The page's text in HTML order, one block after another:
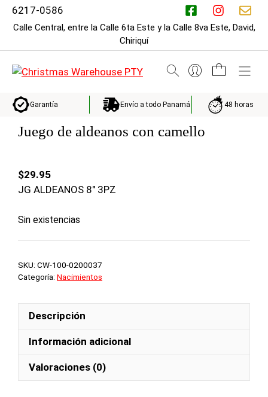
Saltar6217-0586
Calle Central, entre la Calle 6ta Este y la Calle 8va Este, David,
Chiriquí
Garantía Envío a todo Panamá 48 horas
Juego de aldeanos con camello
$29.95
JG ALDEANOS 8″ 3PZ
Sin existencias
SKU: CW-100-0200037
Categoría: Nacimientos
Descripción
Información adicional
Valoraciones (0)